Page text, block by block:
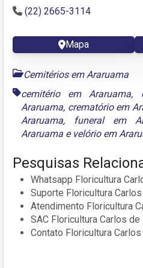
(22) 2665-3114
Mapa
Cemitérios em Araruama
cemitério em Araruama,
Araruama, crematório em
Araruama, funeral em
Araruama e velório em
Pesquisas
Whatsapp Floricultura
Suporte Floricultura
Atendimento Floricultura
SAC Floricultura Carlos de
Contato Floricultura